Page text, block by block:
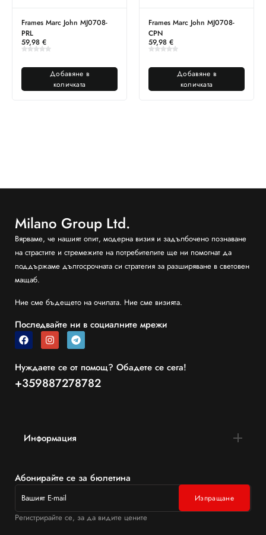
Frames Marc John MJ0708-
PRL
59,98 €
Добавяне в
количката
Frames Marc John MJ0708-
CPN
59,98 €
Добавяне в
количката
Milano Group Ltd.
Вярваме, че нашият опит, модерна визия и задълбочено познаване
на страстите и стремежите на потребителите ще ни помогнат да
поддържаме дългосрочната си стратегия за разширяване в световен
мащаб.
Ние сме бъдещето на очилата. Ние сме визията.
Последвайте ни в социалните мрежи
Нуждаете се от помощ? Обадете се сега!
+359887278782
Информация
Абонирайте се за бюлетина
Регистрирайте се, за да видите цените